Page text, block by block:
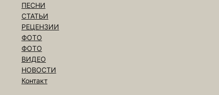
ПЕСНИ
СТАТЬИ
РЕЦЕНЗИИ
ФОТО
ФОТО
ВИДЕО
НОВОСТИ
Контакт